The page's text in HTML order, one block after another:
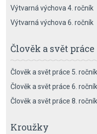
Výtvarná výchova 4. ročník
Výtvarná výchova 6. ročník
Člověk a svět práce
Člověk a svět práce 5. ročník
Člověk a svět práce 6. ročník
Člověk a svět práce 8. ročník
Kroužky